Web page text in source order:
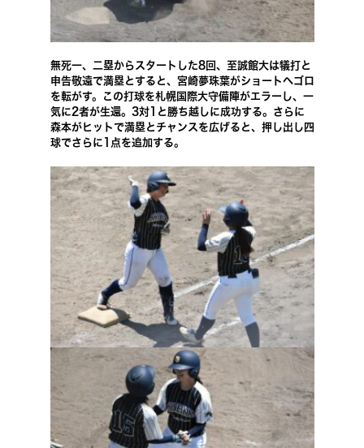
無死一、二塁からスタートした8回、至誠館大は犠打と
申告敬遠で満塁とすると、宮崎夢珠葉がショートへゴロ
を転がす。この打球を札幌国際大守備陣がエラーし、一
気に2者が生還。3対1と勝ち越しに成功する。さらに
森本がヒットで満塁とチャンスを広げると、押し出し四
球でさらに1点を追加する。